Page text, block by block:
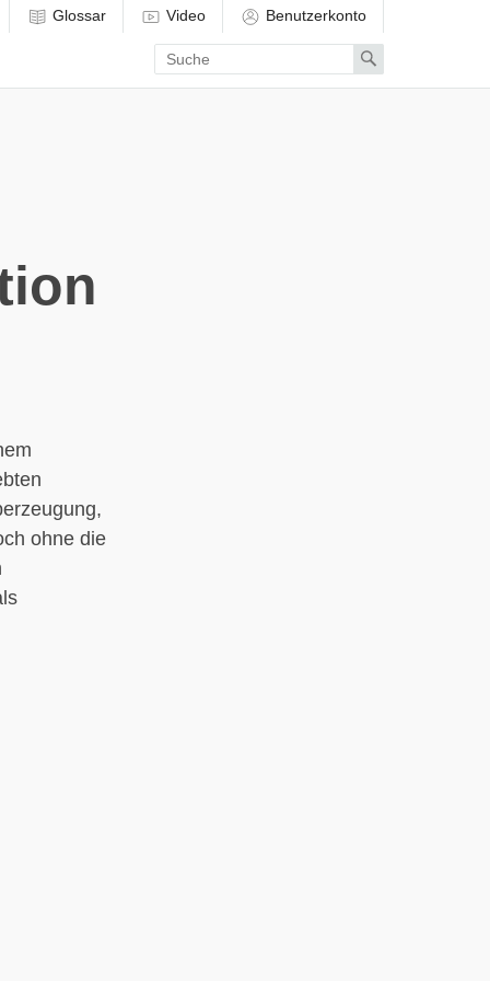
Glossar Video Benutzerkonto
Enter
search
term
Search
ohne die